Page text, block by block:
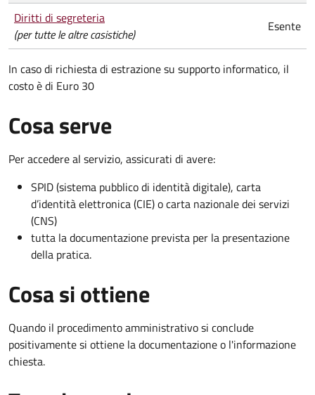
Diritti di segreteria
(per tutte le altre casistiche)
Esente
In caso di richiesta di estrazione su supporto informatico, il
costo è di Euro 30
Cosa serve
Per accedere al servizio, assicurati di avere:
SPID (sistema pubblico di identità digitale), carta
d’identità elettronica (CIE) o carta nazionale dei servizi
(CNS)
tutta la documentazione prevista per la presentazione
della pratica.
Cosa si ottiene
Quando il procedimento amministrativo si conclude
positivamente si ottiene la documentazione o l'informazione
chiesta.